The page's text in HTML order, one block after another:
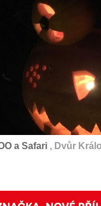
a Safari , Dvůr